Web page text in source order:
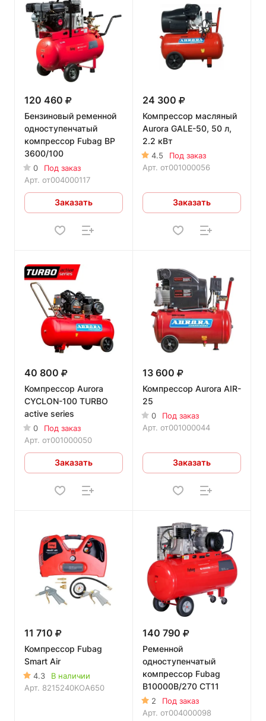
120 460
Бензиновый ременной
одноступенчатый
компрессор Fubag BP
3600/100
0
Под заказ
Арт. от004000117
Заказать
24 300
Компрессор масляный
Aurora GALE-50, 50 л,
2.2 кВт
4.5
Под заказ
Арт. от001000056
Заказать
40 800
Компрессор Aurora
CYCLON-100 TURBO
active series
0
Под заказ
Арт. от001000050
Заказать
13 600
Компрессор Aurora AIR-
25
0
Под заказ
Арт. от001000044
Заказать
11 710
Компрессор Fubag
Smart Air
4.3
В наличии
Арт. 8215240KOA650
140 790
Ременной
одноступенчатый
компрессор Fubag
B10000B/270 CT11
2
Под заказ
Арт. от004000098